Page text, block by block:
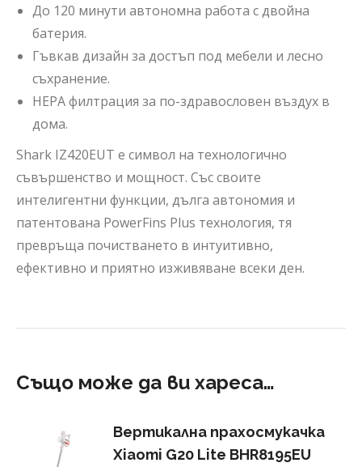
До 120 минути автономна работа с двойна
батерия.
Гъвкав дизайн за достъп под мебели и лесно
съхранение.
HEPA филтрация за по-здравословен въздух в
дома.
Shark IZ420EUT е символ на технологично
съвършенство и мощност. Със своите
интелигентни функции, дълга автономия и
патентована PowerFins Plus технология, тя
превръща почистването в интуитивно,
ефективно и приятно изживяване всеки ден.
Също може да ви хареса…
Вертикална прахосмукачка
Xiaomi G20 Lite BHR8195EU